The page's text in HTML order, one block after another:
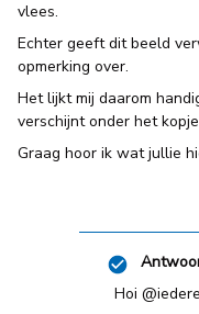
vlees.
Echter geeft dit beeld
opmerking over.
Het lijkt mij daarom
verschijnt onder het
Graag hoor ik wat jullie
Hoi